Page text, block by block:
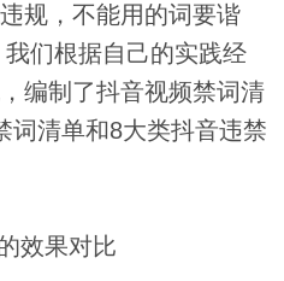
规，不能用的词要谐
们根据自己的实践经
编制了抖音视频禁词清
词清单和8大类抖音违禁
效果对比